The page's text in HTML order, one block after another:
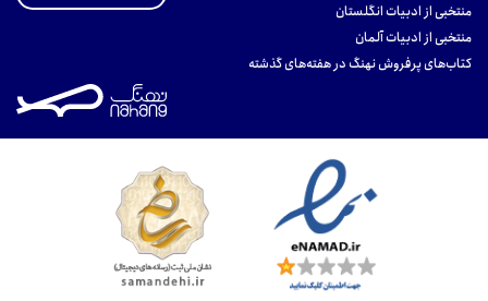
منتخبی از ادبیات انگلستان
منتخبی از ادبیات آلمان
کتاب‌های پرفروش نهنگ در هفته‌های گذشته